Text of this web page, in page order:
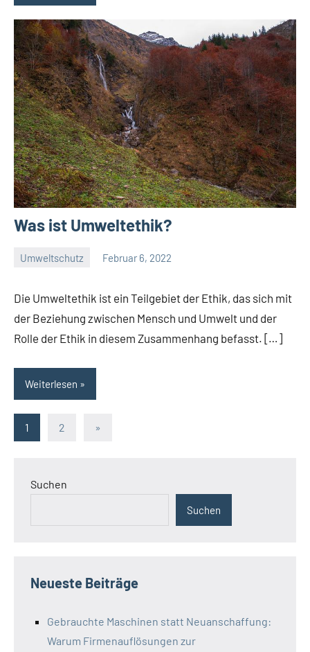
Was ist Umweltethik?
Umweltschutz Februar 6, 2022
Die Umweltethik ist ein Teilgebiet der Ethik, das sich mit
der Beziehung zwischen Mensch und Umwelt und der
Rolle der Ethik in diesem Zusammenhang befasst. […]
Weiterlesen
Seitennummerierung
Beiträge
1 2
Nächste
»
Suchen
Suchen
Neueste Beiträge
Gebrauchte Maschinen statt Neuanschaffung:
Warum Firmenauflösungen zur